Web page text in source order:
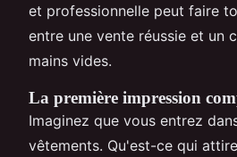
et professionnelle peut faire
entre une vente réussie et un
mains vides.
La première impression
Imaginez que vous entrez
vêtements. Qu'est-ce qui